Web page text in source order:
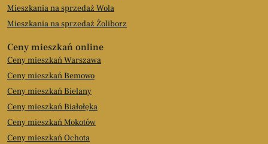
Mieszkania na sprzedaż Wola
Mieszkania na sprzedaż Żoliborz
Ceny mieszkań online
Ceny mieszkań Warszawa
Ceny mieszkań Bemowo
Ceny mieszkań Bielany
Ceny mieszkań Białołęka
Ceny mieszkań Mokotów
Ceny mieszkań Ochota